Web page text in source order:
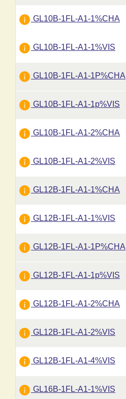
GL10B-1FL-A1-1%CHA
GL10B-1FL-A1-1%VIS
GL10B-1FL-A1-1P%CHA
GL10B-1FL-A1-1p%VIS
GL10B-1FL-A1-2%CHA
GL10B-1FL-A1-2%VIS
GL12B-1FL-A1-1%CHA
GL12B-1FL-A1-1%VIS
GL12B-1FL-A1-1P%CHA
GL12B-1FL-A1-1p%VIS
GL12B-1FL-A1-2%CHA
GL12B-1FL-A1-2%VIS
GL12B-1FL-A1-4%VIS
GL16B-1FL-A1-1%VIS